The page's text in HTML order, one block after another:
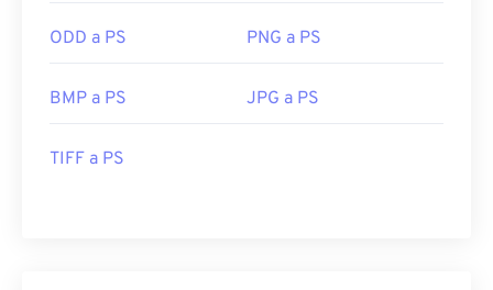
ODD a PS PNG a PS
BMP a PS JPG a PS
TIFF a PS